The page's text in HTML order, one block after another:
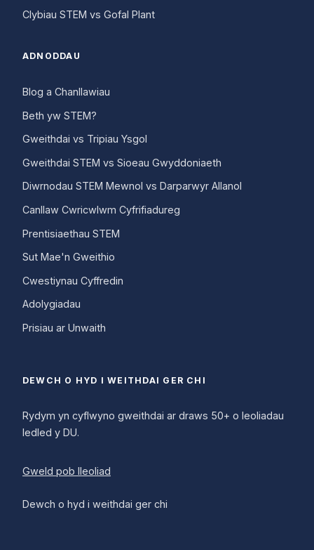
Clybiau STEM vs Gofal Plant
ADNODDAU
Blog a Chanllawiau
Beth yw STEM?
Gweithdai vs Tripiau Ysgol
Gweithdai STEM vs Sioeau Gwyddoniaeth
Diwrnodau STEM Mewnol vs Darparwyr Allanol
Canllaw Cwricwlwm Cyfrifiadureg
Prentisiaethau STEM
Sut Mae'n Gweithio
Cwestiynau Cyffredin
Adolygiadau
Prisiau ar Unwaith
DEWCH O HYD I WEITHDAI GER CHI
Rydym yn cyflwyno gweithdai ar draws 50+ o leoliadau
ledled y DU.
Gweld pob lleoliad
Dewch o hyd i weithdai ger chi